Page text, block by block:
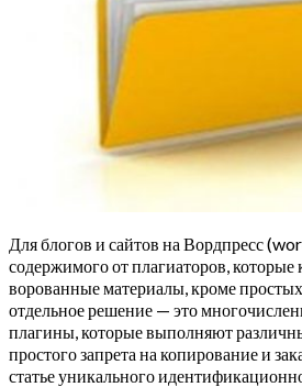
Для блогов и сайтов на Вордпресс
содержимого от плагиаторов,
ворованные материалы, кроме
отдельное решение — это
плагины, которые выполняют
простого запрета на копирование и
статье уникального